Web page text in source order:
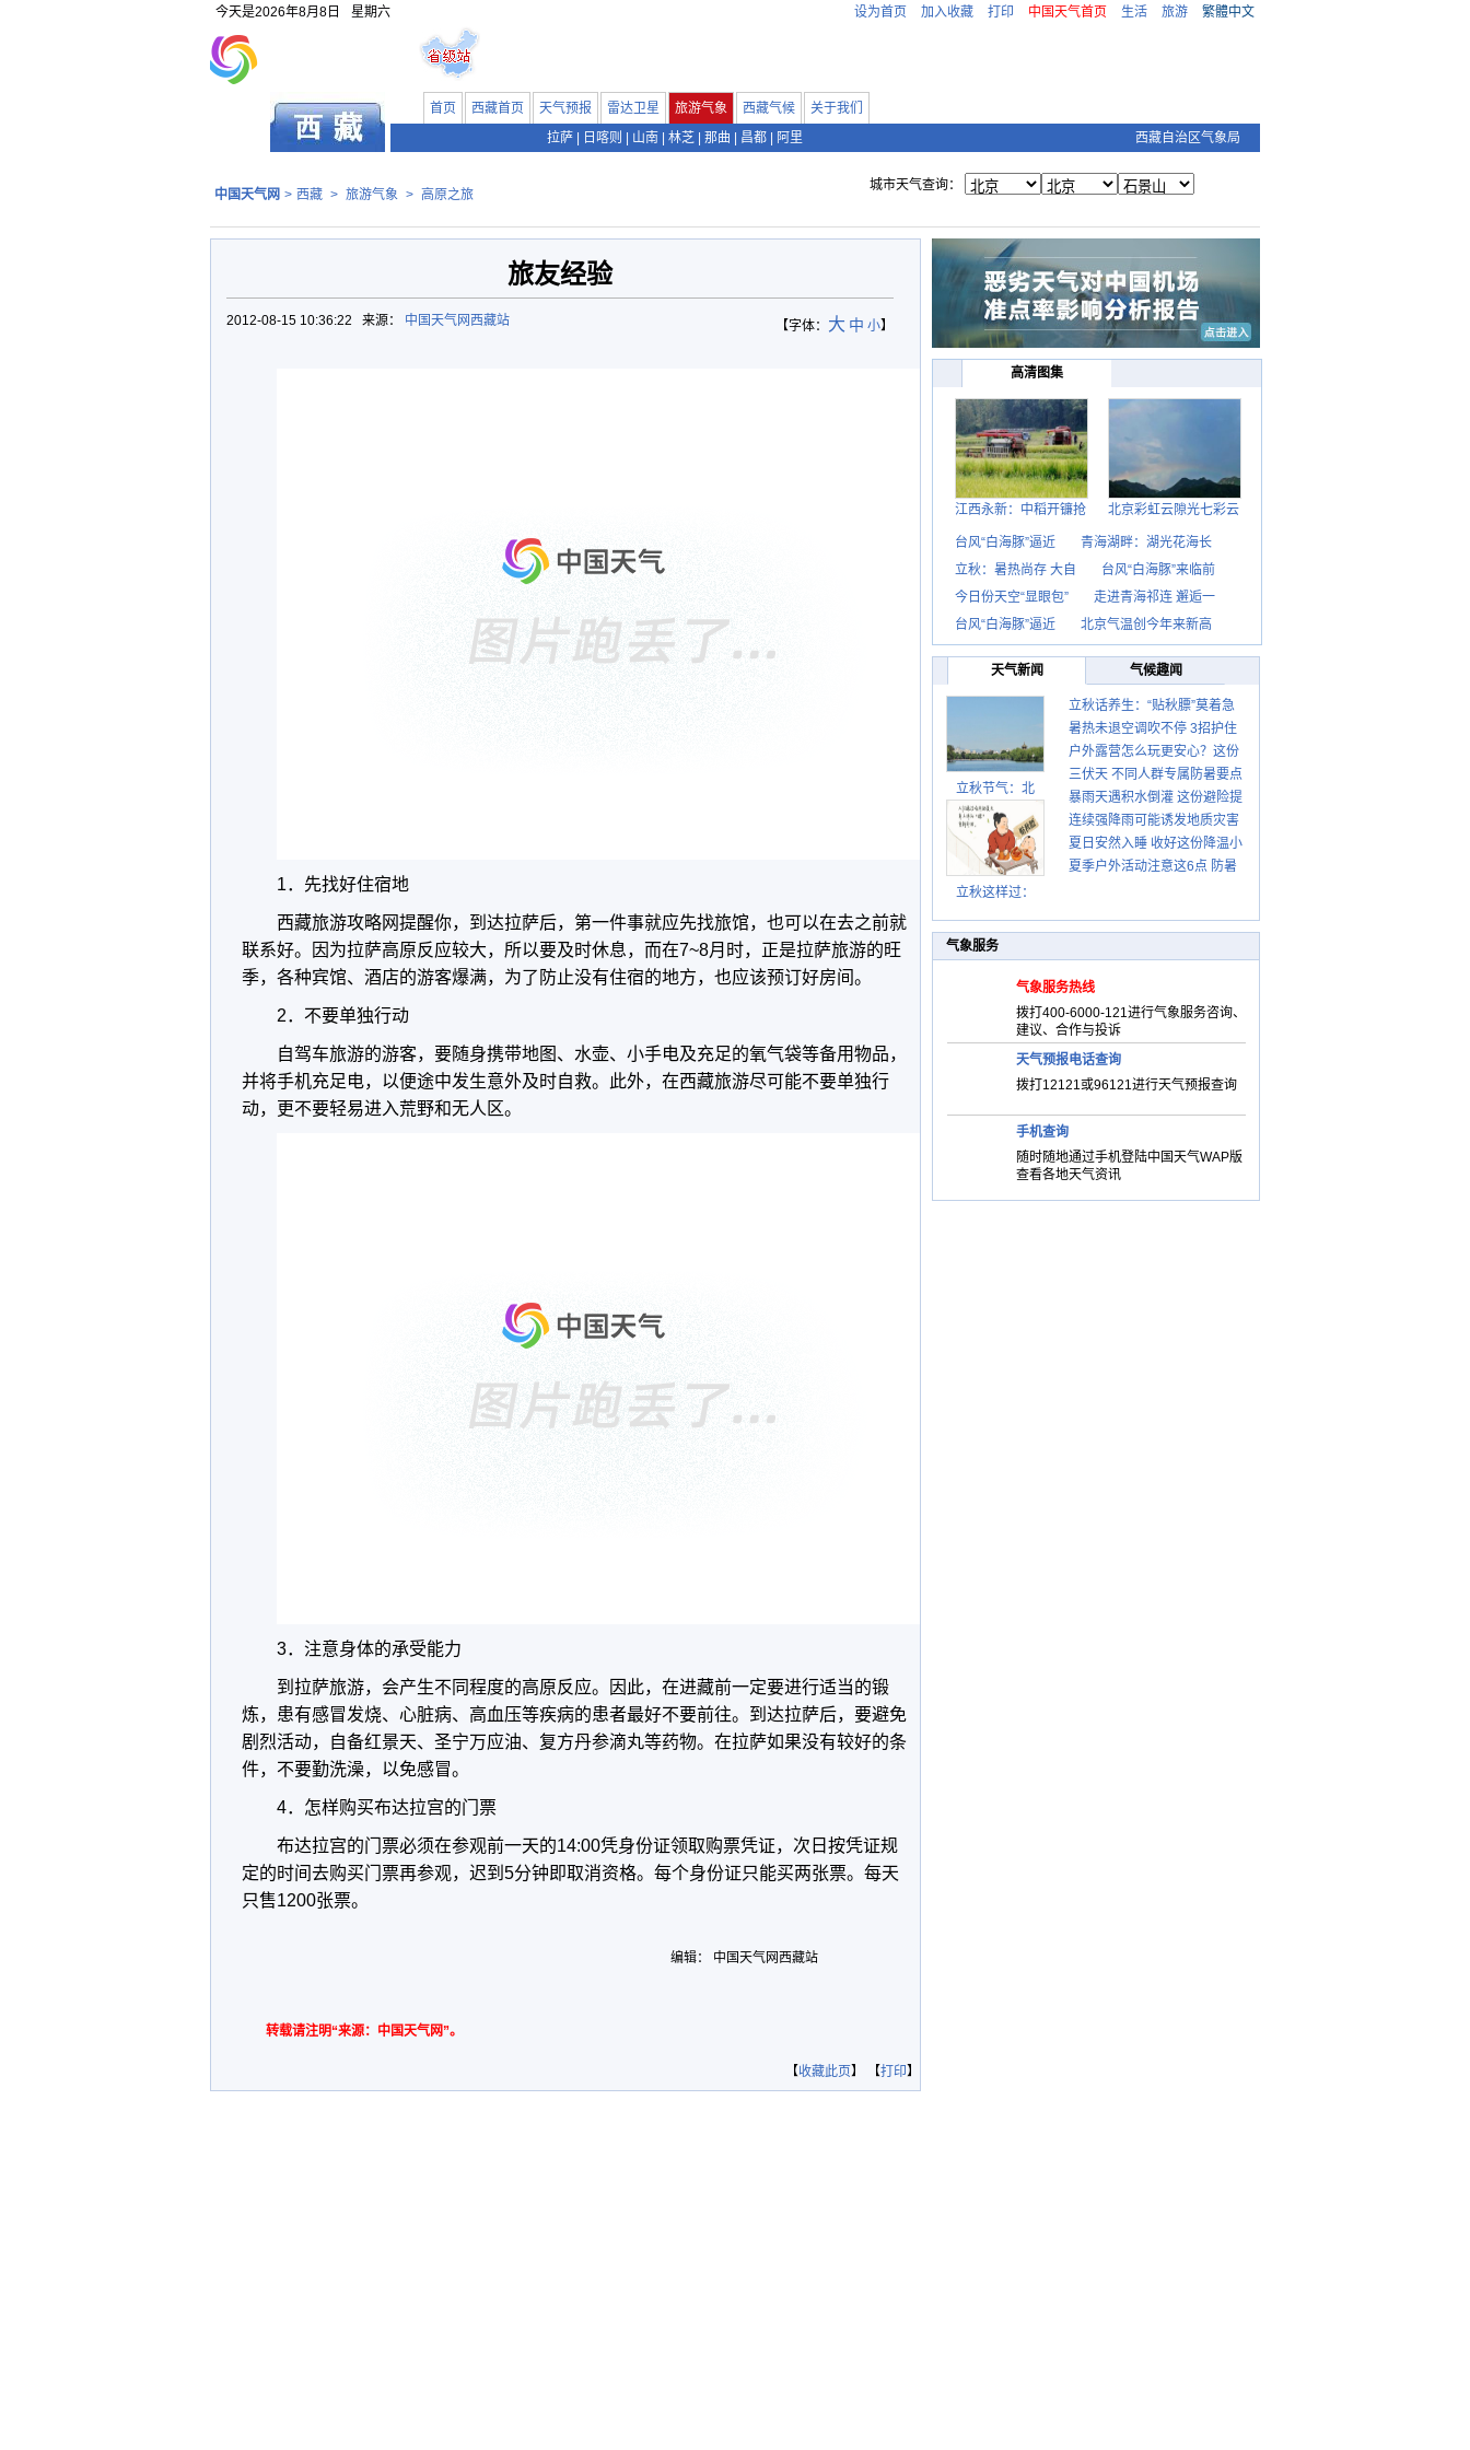
今天是2026年8月8日 星期六 设为首页 加入收藏 打印 中国天气首页 生活 旅游 繁體中文
首页 西藏首页 天气预报 雷达卫星 旅游气象 西藏气候
关于我们
拉萨
日喀则 山南 林芝 那曲 昌都 阿里 西藏自治区气象局
中国天气网 > 西藏 > 旅游气象 > 高原之旅
城市天气查询：
旅友经验
【字体： 大 中 小】
2012-08-15 10:36:22 来源： 中国天气网西藏站
1．先找好住宿地
西藏旅游攻略网提醒你，到达拉萨后，第一件事就应先找旅馆，也可以在去之前就
联系好。因为拉萨高原反应较大，所以要及时休息，而在7~8月时，正是拉萨旅游的旺
季，各种宾馆、酒店的游客爆满，为了防止没有住宿的地方，也应该预订好房间。
2．不要单独行动
自驾车旅游的游客，要随身携带地图、水壶、小手电及充足的氧气袋等备用物品，
并将手机充足电，以便途中发生意外及时自救。此外，在西藏旅游尽可能不要单独行
动，更不要轻易进入荒野和无人区。
3．注意身体的承受能力
到拉萨旅游，会产生不同程度的高原反应。因此，在进藏前一定要进行适当的锻
炼，患有感冒发烧、心脏病、高血压等疾病的患者最好不要前往。到达拉萨后，要避免
剧烈活动，自备红景天、圣宁万应油、复方丹参滴丸等药物。在拉萨如果没有较好的条
件，不要勤洗澡，以免感冒。
4．怎样购买布达拉宫的门票
布达拉宫的门票必须在参观前一天的14:00凭身份证领取购票凭证，次日按凭证规
定的时间去购买门票再参观，迟到5分钟即取消资格。每个身份证只能买两张票。每天
只售1200张票。
编辑： 中国天气网西藏站
转载请注明“来源：中国天气网”。
【收藏此页】 【打印】
高清图集
江西永新：中稻开镰抢 北京彩虹云隙光七彩云
台风“白海豚”逼近
青海湖畔：湖光花海长
立秋：暑热尚存 大自
台风“白海豚”来临前
今日份天空“显眼包”
走进青海祁连 邂逅一
台风“白海豚”逼近
北京气温创今年来新高
天气新闻 气候趣闻
立秋节气：北
立秋这样过：
立秋话养生：“贴秋膘”莫着急
先清暑再防燥
暑热未退空调吹不停 3招护住
肩颈不酸痛
户外露营怎么玩更安心？这份
攻略请收好
三伏天 不同人群专属防暑要点
请收好
暴雨天遇积水倒灌 这份避险提
示请收好
连续强降雨可能诱发地质灾害
这些前兆要知道
夏日安然入睡 收好这份降温小
贴士
夏季户外活动注意这6点 防暑
气象服务
气象服务热线
拨打400-6000-121进行气象服务咨询、
建议、合作与投诉
天气预报电话查询
拨打12121或96121进行天气预报查询
手机查询
随时随地通过手机登陆中国天气WAP版
查看各地天气资讯